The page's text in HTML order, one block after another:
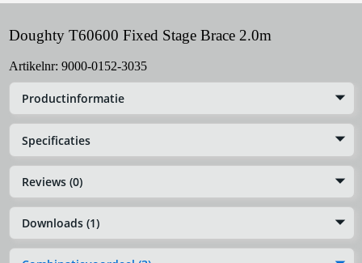
Doughty T60600 Fixed Stage Brace 2.0m
Artikelnr: 9000-0152-3035
Productinformatie
Specificaties
Reviews (0)
Downloads (1)